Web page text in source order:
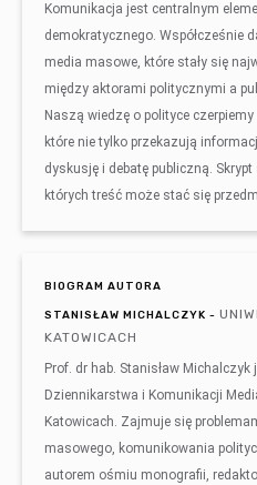
Komunikacja jest centralnym
demokratycznego. Współcześnie
media masowe, które stały się
między aktorami politycznymi a
Naszą wiedzę o polityce
które nie tylko przekazują
dyskusję i debatę publiczną.
których treść może stać się
BIOGRAM AUTORA
STANISŁAW MICHALCZYK -
KATOWICACH
Prof. dr hab. Stanisław
Dziennikarstwa i Komunikacji
Katowicach. Zajmuje się
masowego, komunikowania
autorem ośmiu monografii,